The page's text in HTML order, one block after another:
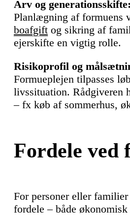
Arv og generationsskifte:
Planlægning af formuens
boafgift og sikring af
ejerskifte en vigtig rolle.
Risikoprofil og
Formueplejen tilpasses
livssituation. Rådgiveren
– fx køb af sommerhus,
Fordele ved
For personer eller
fordele – både